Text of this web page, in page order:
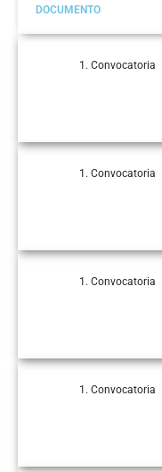
DOCUMENTO
Convocatoria
Convocatoria
Convocatoria
Convocatoria